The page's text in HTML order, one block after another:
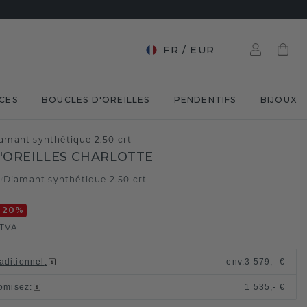
FR / EUR
BOUCLES D'OREILLES PENDENTIFS BIJOUX
synthétique 2.50 crt
CHARLOTTE
Diamant synthétique 2.50 crt
20%
: env.3 579,- €
: 1 535,- €